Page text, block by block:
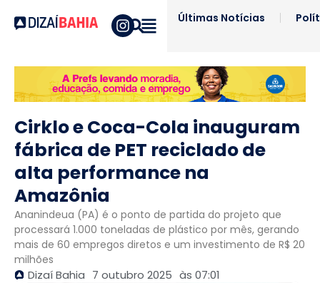
Últimas Notícias
Cirklo e Coca-Cola inauguram
fábrica de PET reciclado de
alta performance na
Amazônia
Ananindeua (PA) é o ponto de partida do projeto que
processará 1.000 toneladas de plástico por mês, gerando
mais de 60 empregos diretos e um investimento de R$ 20
milhões
Dizaí Bahia 7 outubro 2025 às 07:01